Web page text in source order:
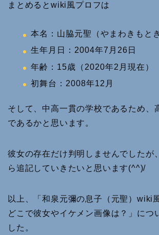
まとめるとwiki風プロフは
本名：山脇元聖（やまわきもと
生年月日：2004年7月26日
年齢：15歳（2020年2月現在）
初舞台：2008年12月
そして、中高一貫の学校であるため、
であるかと思います。
彼女の存在だけ判明しませんでしたが
ら追記していきたいと思います(^^)/
以上、「和泉元彌の息子（元聖）wiki
どこで彼女やイケメン画像は？」につ
した。